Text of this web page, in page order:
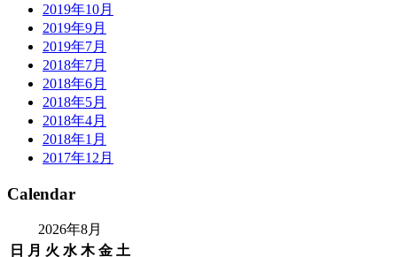
2019年10月
2019年9月
2019年7月
2018年7月
2018年6月
2018年5月
2018年4月
2018年1月
2017年12月
Calendar
2026年8月
日
月 火 水 木 金 土